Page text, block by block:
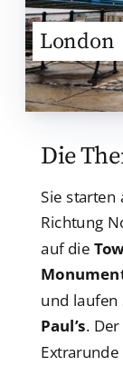
London
Die
Sie starten
Richtung
auf die
und laufen
Paul’s.
Extrarunde